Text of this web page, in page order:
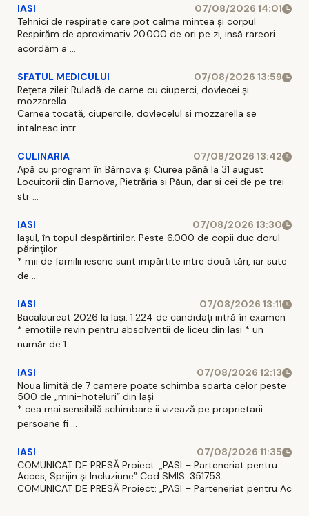
IASI
07/08/2026 14:01
Tehnici de respirație care pot calma mintea și corpul
Respirăm de aproximativ 20.000 de ori pe zi, insă rareori
acordăm a ...
SFATUL MEDICULUI
07/08/2026 13:59
Rețeta zilei: Ruladă de carne cu ciuperci, dovlecei și
mozzarella
Carnea tocată, ciupercile, dovlecelul si mozzarella se
intalnesc intr ...
CULINARIA
07/08/2026 13:42
Apă cu program în Bârnova și Ciurea până la 31 august
Locuitorii din Barnova, Pietrăria si Păun, dar si cei de pe trei
str ...
IASI
07/08/2026 13:30
Iașul, în topul despărțirilor. Peste 6.000 de copii duc dorul
părinților
* mii de familii iesene sunt impărtite intre două tări, iar sute
de ...
IASI
07/08/2026 13:11
Bacalaureat 2026 la Iași: 1.224 de candidați intră în examen
* emotiile revin pentru absolventii de liceu din Iasi * un
număr de 1 ...
IASI
07/08/2026 12:13
Noua limită de 7 camere poate schimba soarta celor peste
500 de „mini-hoteluri” din Iași
* cea mai sensibilă schimbare ii vizează pe proprietarii
persoane fi ...
IASI
07/08/2026 11:35
COMUNICAT DE PRESĂ Proiect: „PASI – Parteneriat pentru
Acces, Sprijin și Incluziune” Cod SMIS: 351753
COMUNICAT DE PRESĂ Proiect: „PASI – Parteneriat pentru Ac
...